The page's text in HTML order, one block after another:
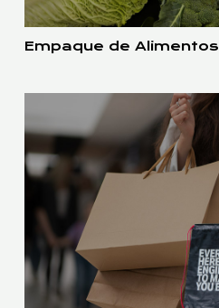
Empaque de Alimentos